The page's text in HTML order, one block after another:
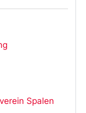
Spalen